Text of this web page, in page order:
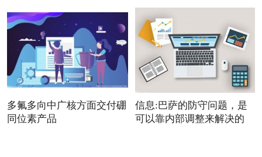
多氟多向中广核方面交付硼
同位素产品
信息:巴萨的防守问题，是
可以靠内部调整来解决的